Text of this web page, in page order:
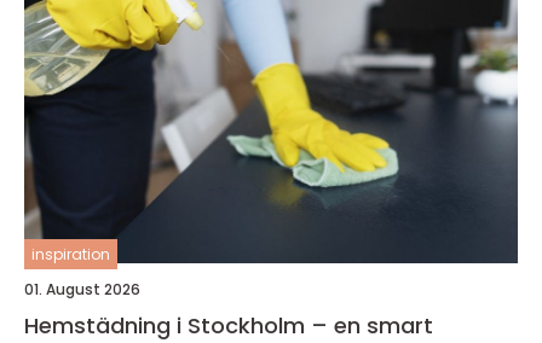
inspiration
01. August 2026
Hemstädning i Stockholm – en smart